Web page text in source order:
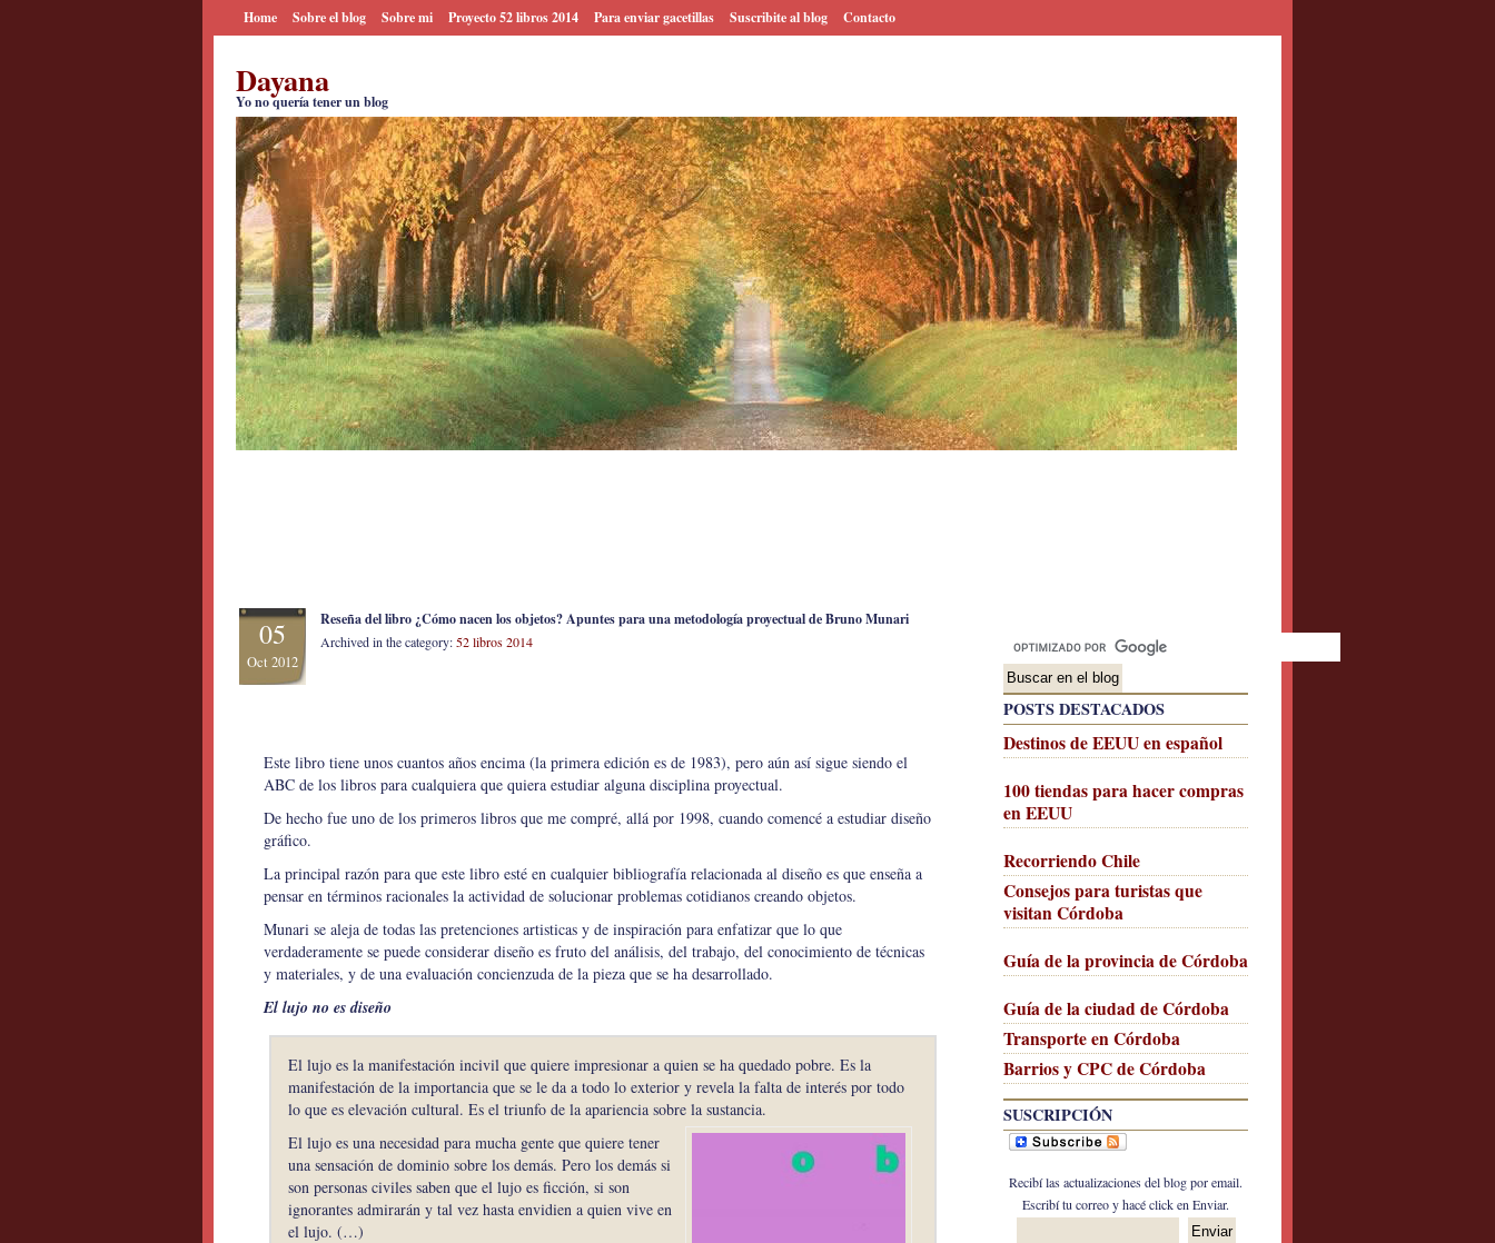
Home Sobre el blog Sobre mi Proyecto 52 libros 2014 Para enviar gacetillas Suscribite al blog Contacto
Dayana
Yo no quería tener un blog
POSTS DESTACADOS
Destinos de EEUU en español
100 tiendas para hacer compras
en EEUU
Recorriendo Chile
Consejos para turistas que
visitan Córdoba
Guía de la provincia de Córdoba
Guía de la ciudad de Córdoba
Transporte en Córdoba
Barrios y CPC de Córdoba
SUSCRIPCIÓN
Recibí las actualizaciones del blog por email.
Escribí tu correo y hacé click en Enviar.
05
Oct 2012
Reseña del libro ¿Cómo nacen los objetos? Apuntes para una metodología proyectual de Bruno Munari
Archived in the category: 52 libros 2014
Este libro tiene unos cuantos años encima (la primera edición es de 1983), pero aún así sigue siendo el
ABC de los libros para cualquiera que quiera estudiar alguna disciplina proyectual.
De hecho fue uno de los primeros libros que me compré, allá por 1998, cuando comencé a estudiar diseño
gráfico.
La principal razón para que este libro esté en cualquier bibliografía relacionada al diseño es que enseña a
pensar en términos racionales la actividad de solucionar problemas cotidianos creando objetos.
Munari se aleja de todas las pretenciones artisticas y de inspiración para enfatizar que lo que
verdaderamente se puede considerar diseño es fruto del análisis, del trabajo, del conocimiento de técnicas
y materiales, y de una evaluación concienzuda de la pieza que se ha desarrollado.
El lujo no es diseño
El lujo es la manifestación incivil que quiere impresionar a quien se ha quedado pobre. Es la
manifestación de la importancia que se le da a todo lo exterior y revela la falta de interés por todo
lo que es elevación cultural. Es el triunfo de la apariencia sobre la sustancia.
El lujo es una necesidad para mucha gente que quiere tener
una sensación de dominio sobre los demás. Pero los demás si
son personas civiles saben que el lujo es ficción, si son
ignorantes admirarán y tal vez hasta envidien a quien vive en
el lujo. (…)